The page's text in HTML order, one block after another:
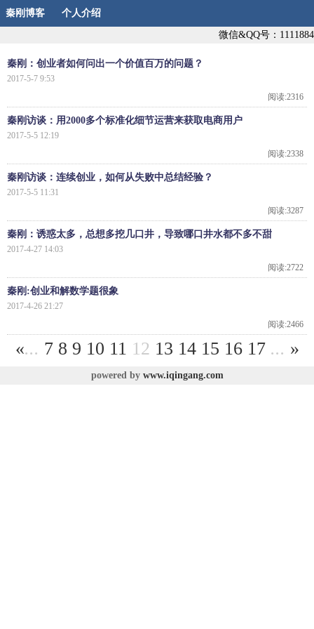
秦刚博客 个人介绍
微信&QQ号：1111884
秦刚：创业者如何问出一个价值百万的问题？
2017-5-7 9:53
阅读:2316
秦刚访谈：用2000多个标准化细节运营来获取电商用户
2017-5-5 12:19
阅读:2338
秦刚访谈：连续创业，如何从失败中总结经验？
2017-5-5 11:31
阅读:3287
秦刚：诱惑太多，总想多挖几口井，导致哪口井水都不多不甜
2017-4-27 14:03
阅读:2722
秦刚:创业和解数学题很象
2017-4-26 21:27
阅读:2466
«... 7 8 9 10 11 12 13 14 15 16 17 ... »
powered by www.iqingang.com